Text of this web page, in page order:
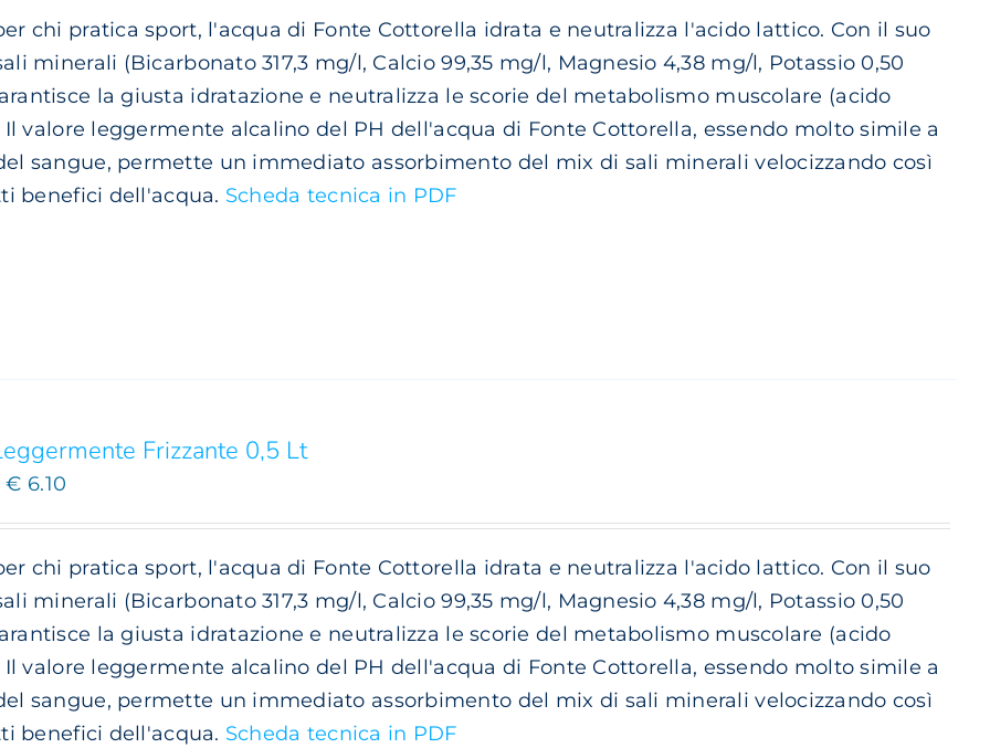
da
€ 3.20
a
€ 6.10
chi pratica sport, l'acqua di Fonte Cottorella idrata e neutralizza l'acido lattico. Con il suo
minerali (Bicarbonato 317,3 mg/l, Calcio 99,35 mg/l, Magnesio 4,38 mg/l, Potassio 0,50
la giusta idratazione e neutralizza le scorie del metabolismo muscolare (acido
Il valore leggermente alcalino del PH dell'acqua di Fonte Cottorella, essendo molto simile a
sangue, permette un immediato assorbimento del mix di sali minerali velocizzando così
benefici dell'acqua. Scheda tecnica in PDF
Frizzante 0,5 Lt
€ 6.10
da
€ 3.20
a
€ 6.10
chi pratica sport, l'acqua di Fonte Cottorella idrata e neutralizza l'acido lattico. Con il suo
minerali (Bicarbonato 317,3 mg/l, Calcio 99,35 mg/l, Magnesio 4,38 mg/l, Potassio 0,50
la giusta idratazione e neutralizza le scorie del metabolismo muscolare (acido
Il valore leggermente alcalino del PH dell'acqua di Fonte Cottorella, essendo molto simile a
sangue, permette un immediato assorbimento del mix di sali minerali velocizzando così
benefici dell'acqua. Scheda tecnica in PDF